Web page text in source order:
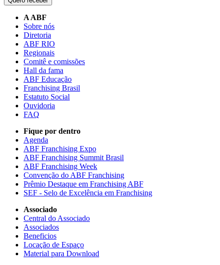
A ABF
Sobre nós
Diretoria
ABF RIO
Regionais
Comitê e comissões
Hall da fama
ABF Educação
Franchising Brasil
Estatuto Social
Ouvidoria
FAQ
Fique por dentro
Agenda
ABF Franchising Expo
ABF Franchising Summit Brasil
ABF Franchising Week
Convenção do ABF Franchising
Prêmio Destaque em Franchising ABF
SEF - Selo de Excelência em Franchising
Associado
Central do Associado
Associados
Beneficios
Locação de Espaço
Material para Download